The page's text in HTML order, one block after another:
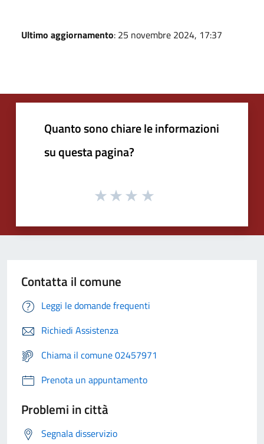
Ultimo aggiornamento: 25 novembre 2024, 17:37
Quanto sono chiare le informazioni
su questa pagina?
Contatta il comune
Leggi le domande frequenti
Richiedi Assistenza
Chiama il comune 02457971
Prenota un appuntamento
Problemi in città
Segnala disservizio